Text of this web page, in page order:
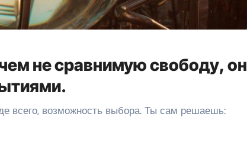
не сравнимую свободу, он
всего, возможность выбора. Ты сам решаешь: